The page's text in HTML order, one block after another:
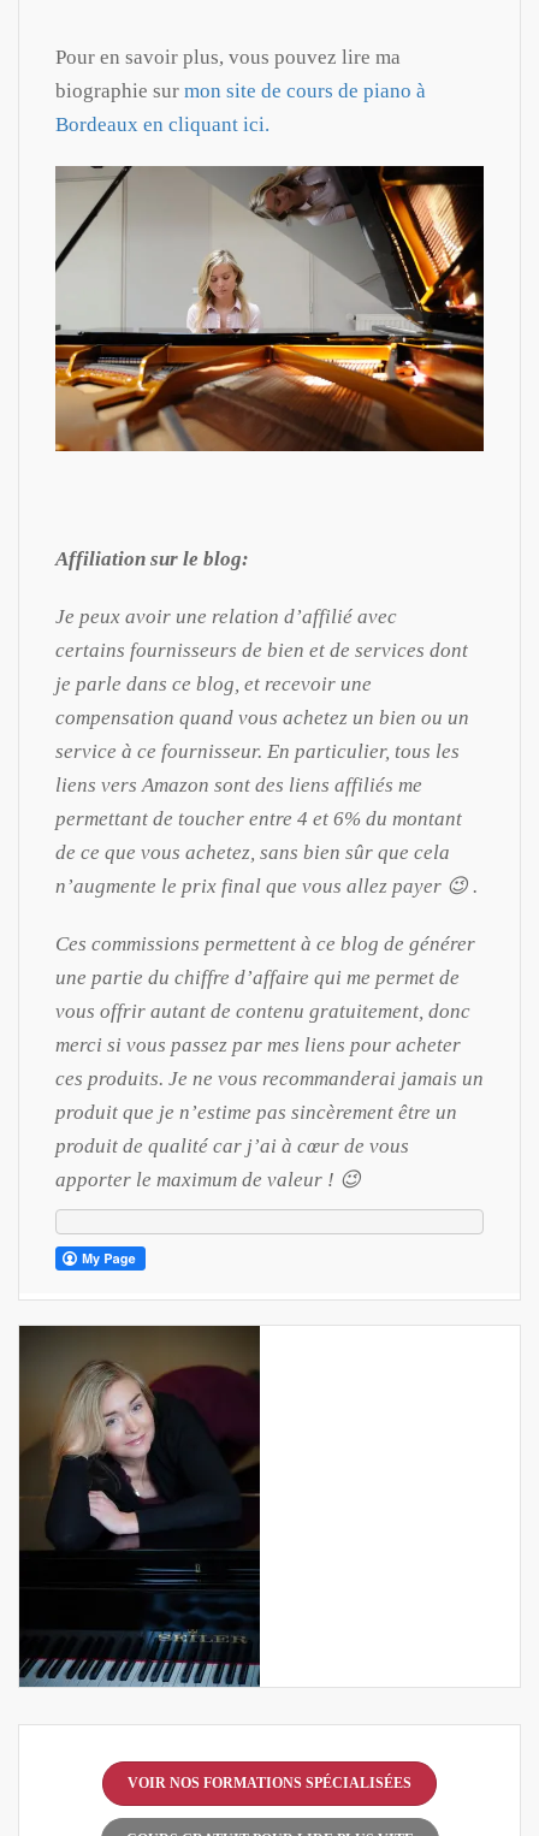
Pour en savoir plus, vous pouvez lire ma
biographie sur mon site de cours de piano à
Bordeaux en cliquant ici.
Affiliation sur le blog:
Je peux avoir une relation d’affilié avec
certains fournisseurs de bien et de services dont
je parle dans ce blog, et recevoir une
compensation quand vous achetez un bien ou un
service à ce fournisseur. En particulier, tous les
liens vers Amazon sont des liens affiliés me
permettant de toucher entre 4 et 6% du montant
de ce que vous achetez, sans bien sûr que cela
n’augmente le prix final que vous allez payer 😉 .
Ces commissions permettent à ce blog de générer
une partie du chiffre d’affaire qui me permet de
vous offrir autant de contenu gratuitement, donc
merci si vous passez par mes liens pour acheter
ces produits. Je ne vous recommanderai jamais un
produit que je n’estime pas sincèrement être un
produit de qualité car j’ai à cœur de vous
apporter le maximum de valeur ! 😉
VOIR NOS FORMATIONS SPÉCIALISÉES